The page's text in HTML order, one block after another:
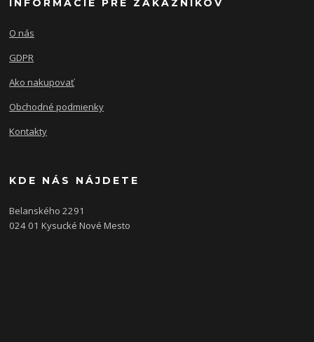
INFORMÁCIE PRE ZÁKAZNÍKOV
O nás
GDPR
Ako nakupovať
Obchodné podmienky
Kontakty
KDE NÁS NÁJDETE
Belanského 2291
024 01 Kysucké Nové Mesto